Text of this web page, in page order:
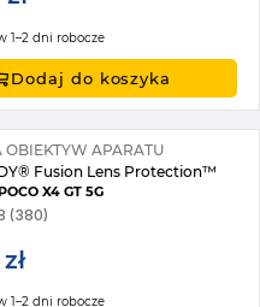
1–2 dni robocze
Dodaj do koszyka
OBIEKTYW APARATU
Fusion Lens Protection™
X4 GT 5G
(380)
1–2 dni robocze